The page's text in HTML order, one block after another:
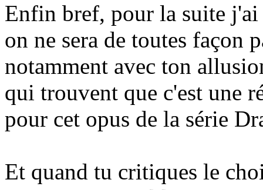
Enfin bref, pour la suite
on ne sera de toutes façon
notamment avec ton
qui trouvent que c'est une
pour cet opus de la série
Et quand tu critiques le